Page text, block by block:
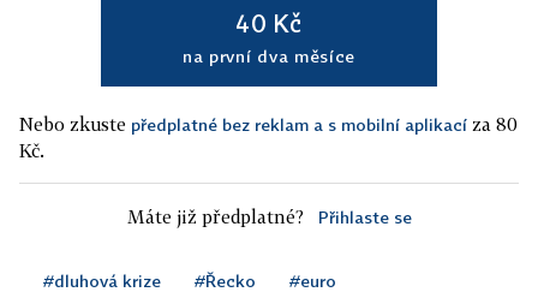
40 Kč
na první dva měsíce
Nebo zkuste předplatné bez reklam a s mobilní aplikací za 80
Kč.
Máte již předplatné? Přihlaste se
#dluhová krize #Řecko #euro